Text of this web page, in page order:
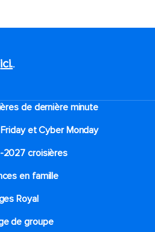
ici..
de dernière minute
et Cyber Monday
croisières
en famille
Royal
de groupe​